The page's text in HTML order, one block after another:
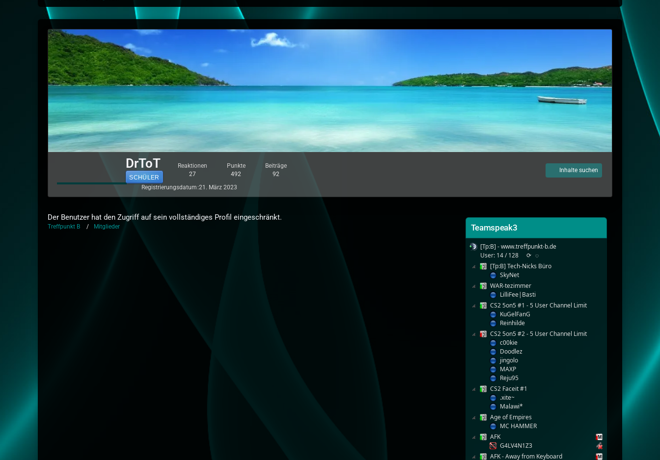
DrToT
SCHÜLER
Reaktionen
27
Punkte
492
Beiträge
92
Inhalte suchen
Registrierungsdatum 21. März 2023
Der Benutzer hat den Zugriff auf sein vollständiges Profil eingeschränkt.
Treffpunkt B Mitglieder Teamspeak3
[Tp:B] - www.treffpunkt-b.de
User: 14 / 128
⟳ ◌
[Tp:B] Tech-Nicks Büro
SkyNet
WAR-tezimmer
LilliFee|Basti
CS2 5on5 #1 - 5 User Channel Limit
KuGelFanG
Reinhilde
CS2 5on5 #2 - 5 User Channel Limit
c00kie
Doodlez
jingolo
MAXP
Reju95
CS2 Faceit #1
.xite~
Malawi*
Age of Empires
MC HAMMER
AFK
G4LV4N1Z3
AFK - Away from Keyboard